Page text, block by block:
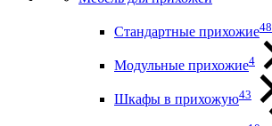
Стандартные прихожие48
Модульные прихожие4
Шкафы в прихожую43